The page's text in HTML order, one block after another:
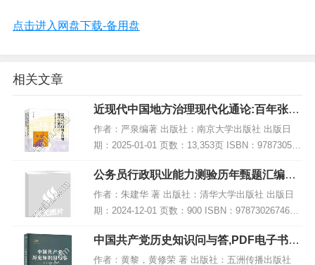
点击进入网盘下载-备用盘
相关文章
近现代中国地方治理现代化通论:百年张謇
与路径探索,PDF下载
作者：严泉编著 出版社：南京大学出版社 出版日
期：2025-01-01 页数：13,353页 ISBN：978730528
1747 电子书大小：238MB [高清扫描版PDF格式] 内
容简介...
公务员行政职业能力测验历年甄题汇编及
参考答案解析,PDF下载
作者：朱建华 著 出版社：清华大学出版社 出版日
期：2024-12-01 页数：900 ISBN：9787302674665
电子书大小：225MB [高清扫描版PDF格式] 内容简
介 《公...
中国共产党历史知识问与答,PDF电子书下
载,网盘资源
作者：黄黎，黄修荣 著 出版社：五洲传播出版社